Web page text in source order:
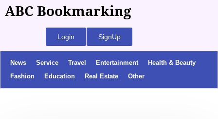
ABC Bookmarking
Login SignUp
News Service Travel Entertainment
Health & Beauty
Fashion
Education Real Estate Other